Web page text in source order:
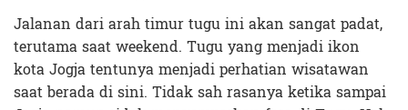
Jalanan dari arah timur tugu ini akan sangat padat,
terutama saat weekend. Tugu yang menjadi ikon
kota Jogja tentunya menjadi perhatian wisatawan
saat berada di sini. Tidak sah rasanya ketika sampai